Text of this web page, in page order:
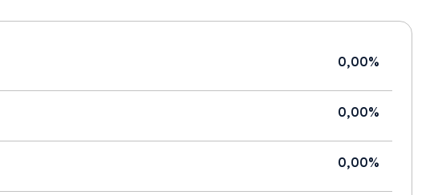
0,00%
0,00%
0,00%